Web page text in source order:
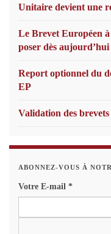
Unitaire devient une
Le Brevet Européen
poser dès aujourd’hui
Report optionnel du
EP
Validation des
ABONNEZ-VOUS À
Votre E-mail *